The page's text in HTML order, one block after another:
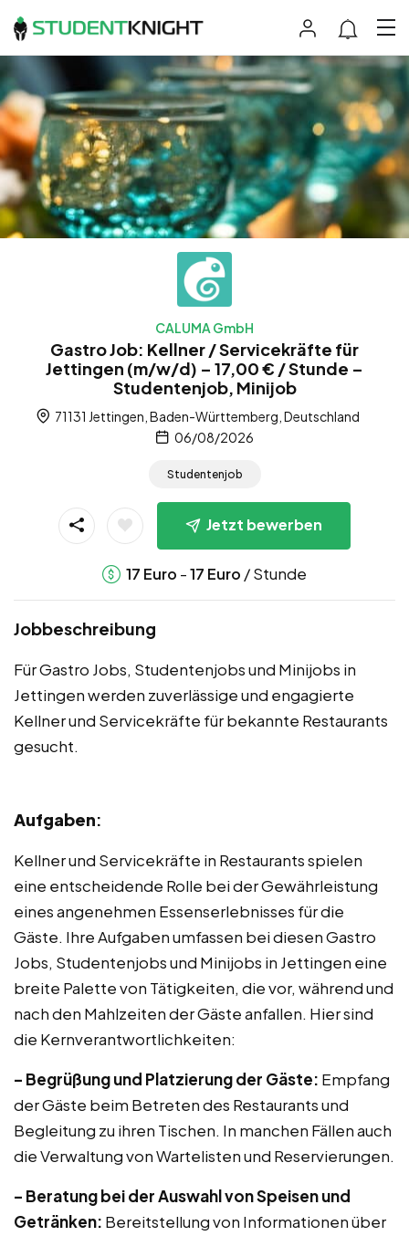
CALUMA GmbH
Gastro Job: Kellner / Servicekräfte für
Jettingen (m/w/d) – 17,00 € / Stunde –
Studentenjob, Minijob
71131 Jettingen, Baden-Württemberg, Deutschland
06/08/2026
Studentenjob
Jetzt bewerben
17 Euro -17 Euro / Stunde
Jobbeschreibung
Für Gastro Jobs, Studentenjobs und Minijobs in
Jettingen werden zuverlässige und engagierte
Kellner und Servicekräfte für bekannte Restaurants
gesucht.
Aufgaben:
Kellner und Servicekräfte in Restaurants spielen
eine entscheidende Rolle bei der Gewährleistung
eines angenehmen Essenserlebnisses für die
Gäste. Ihre Aufgaben umfassen bei diesen Gastro
Jobs, Studentenjobs und Minijobs in Jettingen eine
breite Palette von Tätigkeiten, die vor, während und
nach den Mahlzeiten der Gäste anfallen. Hier sind
die Kernverantwortlichkeiten:
– Begrüßung und Platzierung der Gäste: Empfang
der Gäste beim Betreten des Restaurants und
Begleitung zu ihren Tischen. In manchen Fällen auch
die Verwaltung von Wartelisten und Reservierungen.
– Beratung bei der Auswahl von Speisen und
Getränken: Bereitstellung von Informationen über